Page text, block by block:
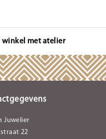
winkel met atelier
Juwelier
22